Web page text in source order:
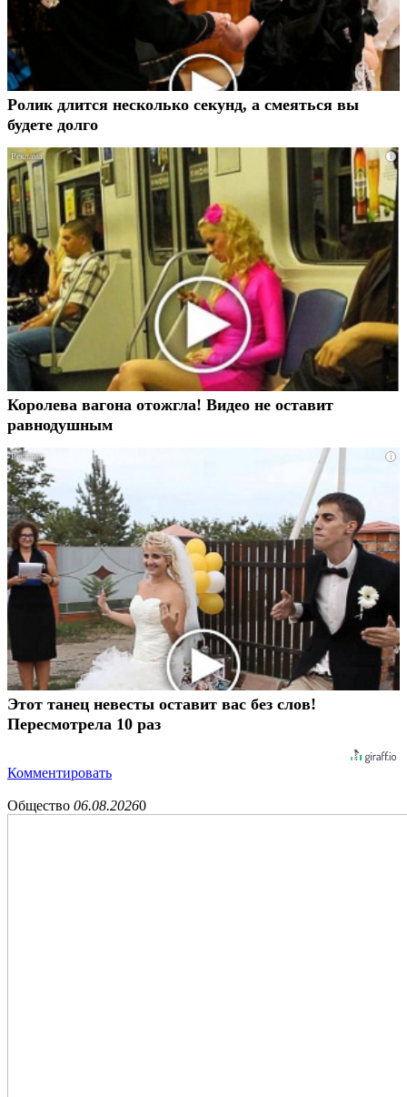
Ролик длится несколько секунд, а смеяться вы
будете долго
i
Королева вагона отожгла! Видео не оставит
равнодушным
i
Этот танец невесты оставит вас без слов!
Пересмотрела 10 раз
Комментировать
Общество 06.08.20260